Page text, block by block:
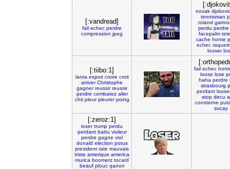
[:vandread]
fail echec perdre
compression jpeg
novak djokovic
tennisman
roland garros
perdu perdre
facepalm
cache honte
echec
looser
[:tiibo:1]
lanta espoir croire croit
arriver Christophe
gagner reussir reussir
perdre combatez aller
chti pleur pleurer poing
fail echec
loose lose
haha perdre
strasbourg
perdant
stop decu
consterne
sucay
[:zeroz:1]
loser trump perdu
perdant battu violeur
perdre gagne viol
donald election potus
president rate mauvais
triste amerique america
murica boomerz tocard
beauf plouc qanon